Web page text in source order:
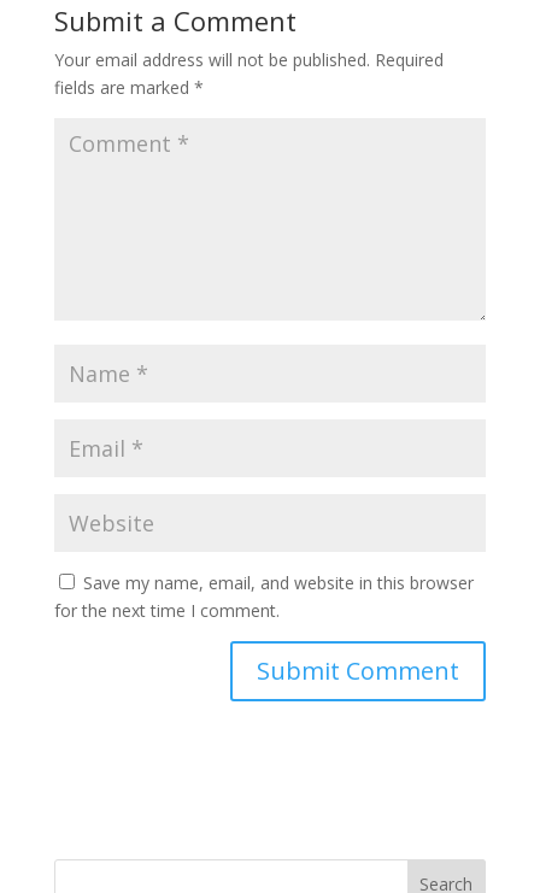
Submit a Comment
Your email address will not be published. Required
fields are marked *
Save my name, email, and website in this browser
for the next time I comment.